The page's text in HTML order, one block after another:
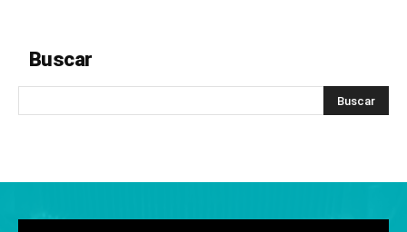
Buscar